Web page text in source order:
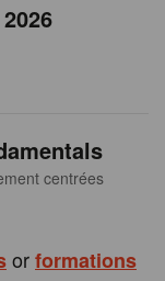
centrées
orformations